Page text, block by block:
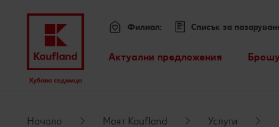
Меню
Актуални предложения
Филиал: Списък за
Начало Моят Kaufland Услуги